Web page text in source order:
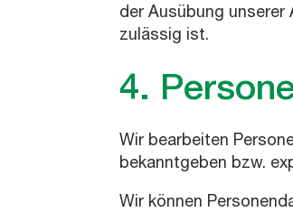
der Ausübung
zulässig ist.
4.
Wir bearbeiten
bekanntgeben bzw.
Wir können